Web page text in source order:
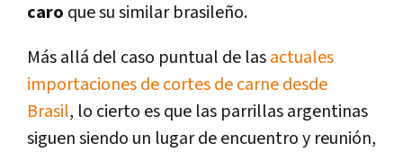
caro que su similar brasileño.
Más allá del caso puntual de lasactuales
importaciones de cortes de carne desde
Brasil, lo cierto es que las parrillas argentinas
siguen siendo un lugar de encuentro y reunión,